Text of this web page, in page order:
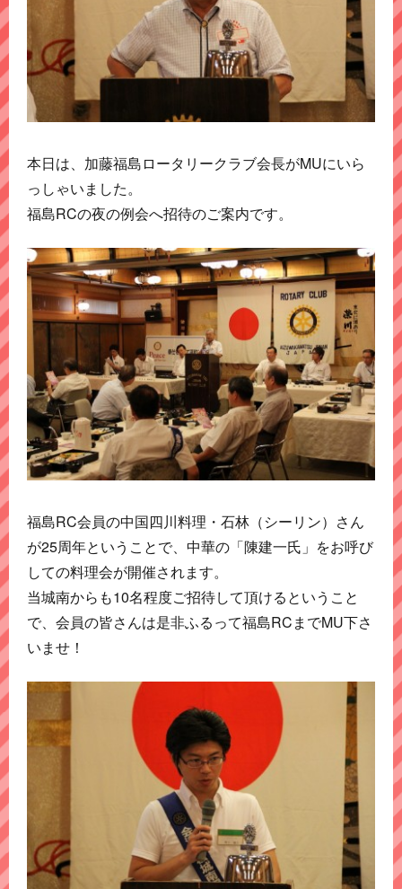
本日は、加藤福島ロータリークラブ会長がMUにいら
っしゃいました。
福島RCの夜の例会へ招待のご案内です。
福島RC会員の中国四川料理・石林（シーリン）さん
が25周年ということで、中華の「陳建一氏」をお呼び
しての料理会が開催されます。
当城南からも10名程度ご招待して頂けるということ
で、会員の皆さんは是非ふるって福島RCまでMU下さ
いませ！